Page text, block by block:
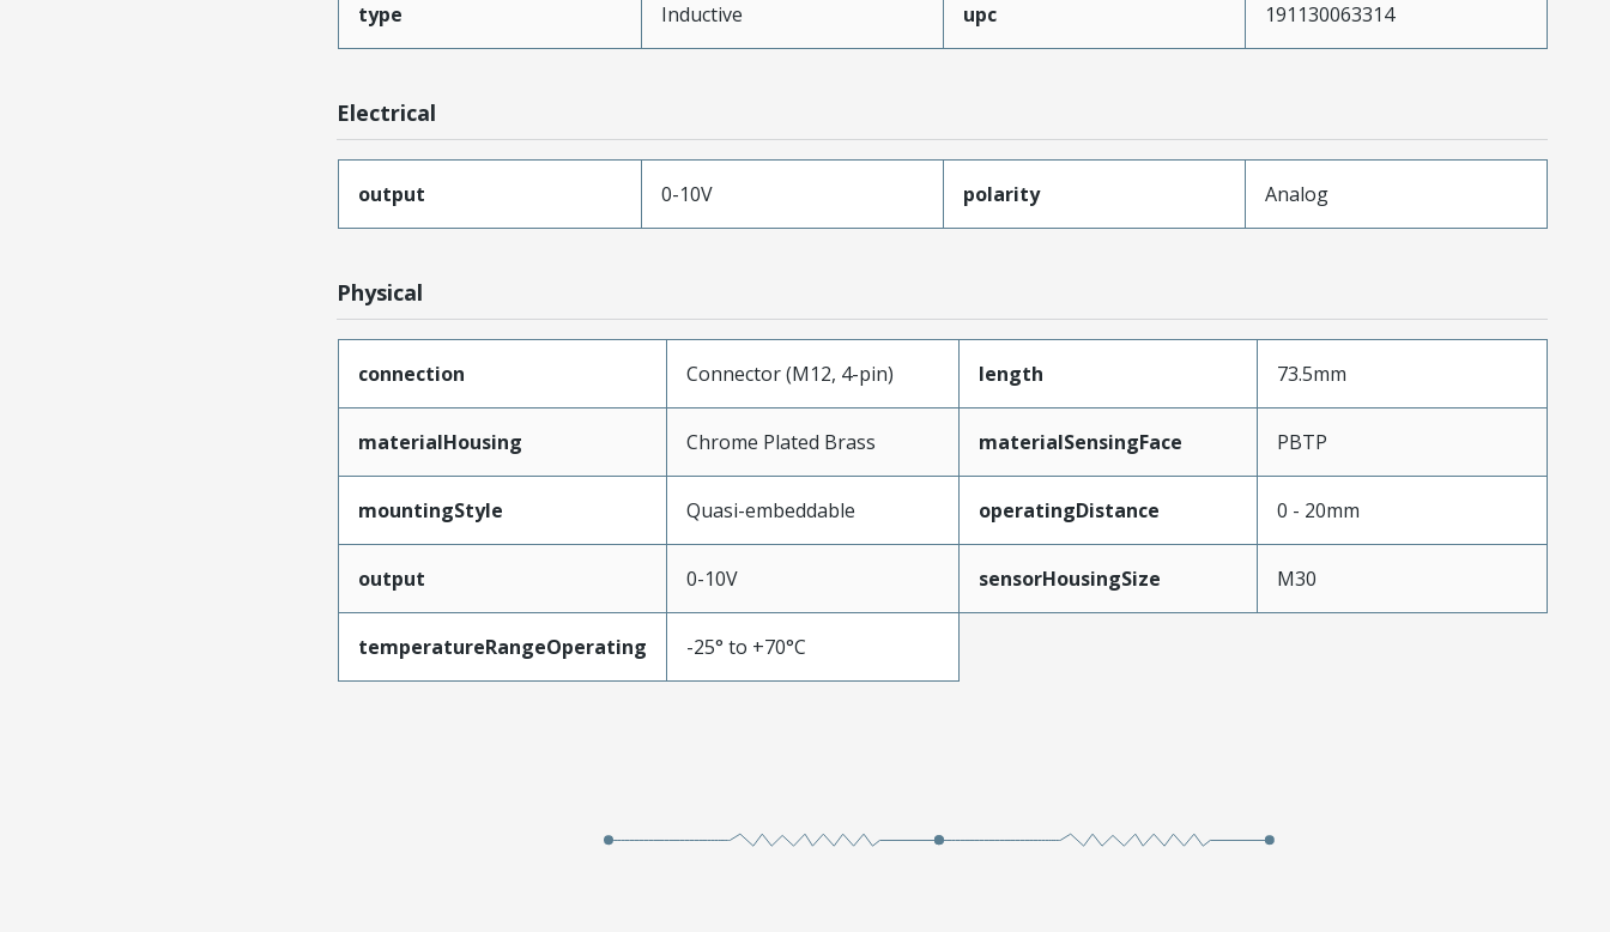
type Inductive upc 191130063314
Electrical
output 0-10V polarity Analog
Physical
connection Connector (M12, 4-pin) length 73.5mm
materialHousing Chrome Plated Brass materialSensingFace PBTP
mountingStyle Quasi-embeddable operatingDistance 0 - 20mm
output 0-10V sensorHousingSize M30
temperatureRangeOperating -25° to +70°C